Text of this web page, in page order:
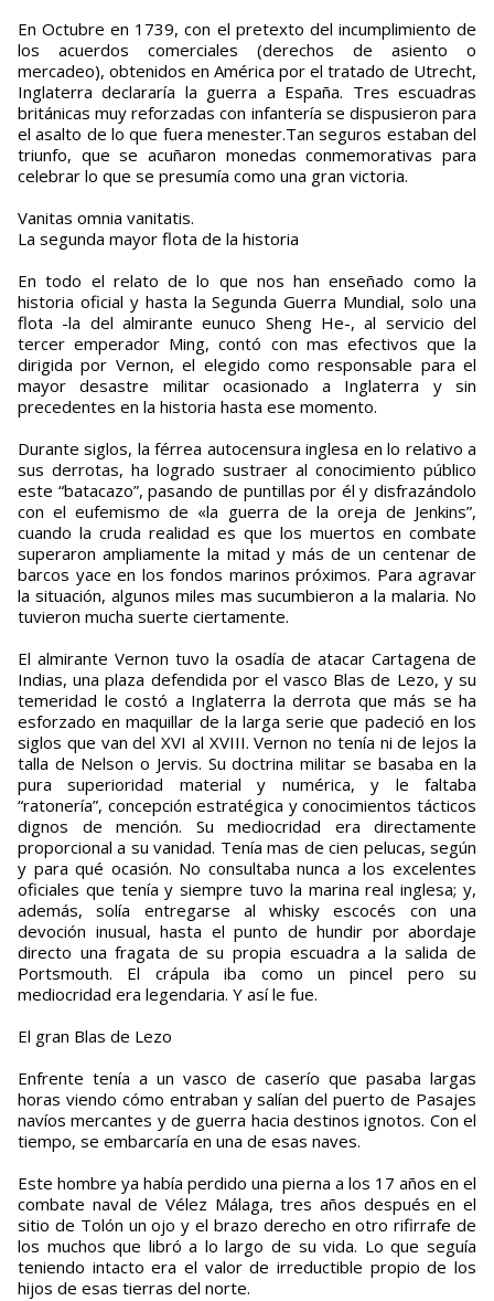
En Octubre en 1739, con el pretexto del incumplimiento de
los acuerdos comerciales (derechos de asiento o
mercadeo), obtenidos en América por el tratado de Utrecht,
Inglaterra declararía la guerra a España. Tres escuadras
británicas muy reforzadas con infantería se dispusieron para
el asalto de lo que fuera menester.Tan seguros estaban del
triunfo, que se acuñaron monedas conmemorativas para
celebrar lo que se presumía como una gran victoria.
Vanitas omnia vanitatis.
La segunda mayor flota de la historia
En todo el relato de lo que nos han enseñado como la
historia oficial y hasta la Segunda Guerra Mundial, solo una
flota -la del almirante eunuco Sheng He-, al servicio del
tercer emperador Ming, contó con mas efectivos que la
dirigida por Vernon, el elegido como responsable para el
mayor desastre militar ocasionado a Inglaterra y sin
precedentes en la historia hasta ese momento.
Durante siglos, la férrea autocensura inglesa en lo relativo a
sus derrotas, ha logrado sustraer al conocimiento público
este “batacazo”, pasando de puntillas por él y disfrazándolo
con el eufemismo de «la guerra de la oreja de Jenkins”,
cuando la cruda realidad es que los muertos en combate
superaron ampliamente la mitad y más de un centenar de
barcos yace en los fondos marinos próximos. Para agravar
la situación, algunos miles mas sucumbieron a la malaria. No
tuvieron mucha suerte ciertamente.
El almirante Vernon tuvo la osadía de atacar Cartagena de
Indias, una plaza defendida por el vasco Blas de Lezo, y su
temeridad le costó a Inglaterra la derrota que más se ha
esforzado en maquillar de la larga serie que padeció en los
siglos que van del XVI al XVIII. Vernon no tenía ni de lejos la
talla de Nelson o Jervis. Su doctrina militar se basaba en la
pura superioridad material y numérica, y le faltaba
“ratonería”, concepción estratégica y conocimientos tácticos
dignos de mención. Su mediocridad era directamente
proporcional a su vanidad. Tenía mas de cien pelucas, según
y para qué ocasión. No consultaba nunca a los excelentes
oficiales que tenía y siempre tuvo la marina real inglesa; y,
además, solía entregarse al whisky escocés con una
devoción inusual, hasta el punto de hundir por abordaje
directo una fragata de su propia escuadra a la salida de
Portsmouth. El crápula iba como un pincel pero su
mediocridad era legendaria. Y así le fue.
El gran Blas de Lezo
Enfrente tenía a un vasco de caserío que pasaba largas
horas viendo cómo entraban y salían del puerto de Pasajes
navíos mercantes y de guerra hacia destinos ignotos. Con el
tiempo, se embarcaría en una de esas naves.
Este hombre ya había perdido una pierna a los 17 años en el
combate naval de Vélez Málaga, tres años después en el
sitio de Tolón un ojo y el brazo derecho en otro rifirrafe de
los muchos que libró a lo largo de su vida. Lo que seguía
teniendo intacto era el valor de irreductible propio de los
hijos de esas tierras del norte.